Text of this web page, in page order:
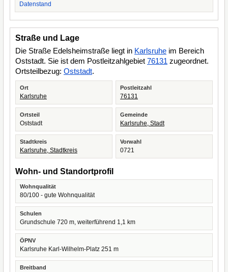
Datenstand
Straße und Lage
Die Straße Edelsheimstraße liegt in Karlsruhe im Bereich
Oststadt. Sie ist dem Postleitzahlgebiet 76131 zugeordnet.
Ortsteilbezug: Oststadt.
Ort
Karlsruhe
Postleitzahl
76131
Ortsteil
Oststadt
Gemeinde
Karlsruhe, Stadt
Stadtkreis
Karlsruhe, Stadtkreis
Vorwahl
0721
Wohn- und Standortprofil
Wohnqualität
80/100 - gute Wohnqualität
Schulen
Grundschule 720 m, weiterführend 1,1 km
ÖPNV
Karlsruhe Karl-Wilhelm-Platz 251 m
Breitband